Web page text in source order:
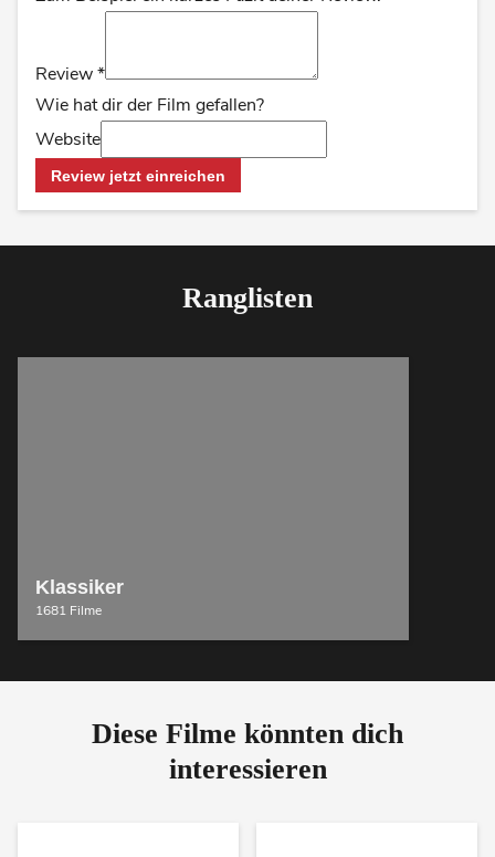
Review*
Wie hat dir der Film gefallen?
Website
Review jetzt einreichen
Ranglisten
Klassiker
1681 Filme
Diese Filme könnten dich
interessieren